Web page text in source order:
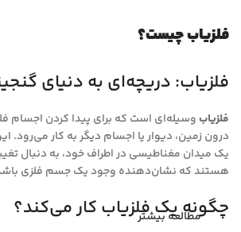
فلزیاب چیست؟
فلزیاب: دریچه‌ای به دنیای
فلزیابوسیله‌ای است که برای پیدا کردن اجسام
درون زمین، دیوار یا اجسام دیگر به کار می‌رود.
یک میدان مغناطیسی در اطراف خود، به دنبال
هستند که نشان‌دهنده وجود یک جسم فلزی
چگونه یک فلزیاب کار می‌کند؟
مطالعه بیشتر